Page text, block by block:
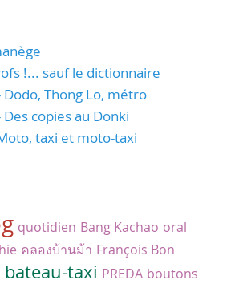
!... sauf le dictionnaire
Dodo, Thong Lo, métro
copies au Donki
taxi et moto-taxi
quotidien Bang Kachao oral
คลองบ้านม้า François Bon
bateau-taxi PREDA boutons